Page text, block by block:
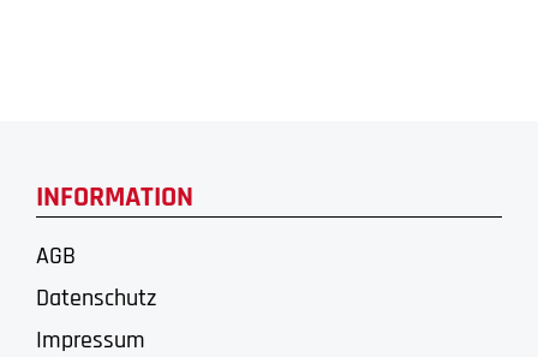
INFORMATION
AGB
Datenschutz
Impressum